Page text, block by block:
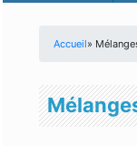
Accueil»